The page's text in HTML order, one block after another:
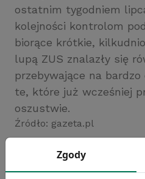
ostatnim tygodniem
kolejności kontrolom
biorące krótkie,
lupą ZUS znalazły się
przebywające na
te, które już wcześniej
oszustwie.
Źródło: gazeta.pl
Zobacz więcej
Zgody